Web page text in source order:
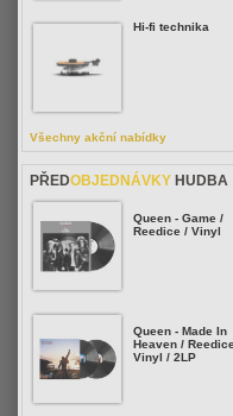
Hi-fi technika
Všechny akční nabídky
PŘEDOBJEDNÁVKY HUDBA
Queen - Game /
Reedice / Vinyl
Queen - Made In
Heaven /
Vinyl / 2LP